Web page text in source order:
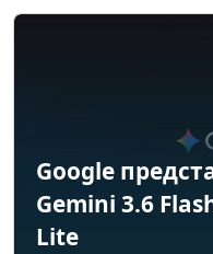
Google
Gemini 3.6
Lite